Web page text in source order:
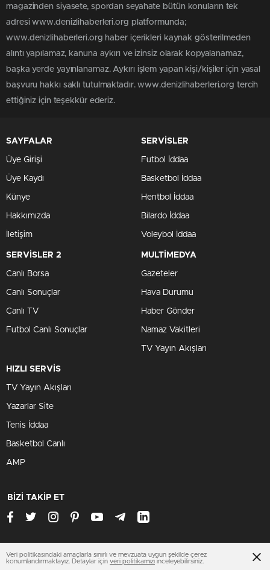
magazinden siyasete, spordan seyahate bütün konuların tek
adresi www.denizlihaberleri.org platformunda;
www.denizlihaberleri.org haber içerikleri kaynak gösterilmeden
alıntı yapılamaz, kanuna aykırı ve izinsiz olarak kopyalanamaz,
başka yerde yayınlanamaz. Aykırı işlem yapan kişi/kişiler için yasal
başvuru hakkı saklı tutulmaktadır. www.denizlihaberleri.org tercih
ettiğiniz için teşekkür ederiz.
SAYFALAR
Üye Girişi
Üye Kaydı
Künye
Hakkımızda
İletişim
SERVİSLER
Futbol İddaa
Basketbol İddaa
Hentbol İddaa
Bilardo İddaa
Voleybol İddaa
SERVİSLER 2
Canlı Borsa
Canlı Sonuçlar
Canlı TV
Futbol Canlı Sonuçlar
MULTİMEDYA
Gazeteler
Hava Durumu
Haber Gönder
Namaz Vakitleri
TV Yayın Akışları
HIZLI SERVİS
TV Yayın Akışları
Yazarlar Site
Tenis İddaa
Basketbol Canlı
AMP
BİZİ TAKİP ET
www.denizlihaberleri.org
Veri politikasındaki amaçlarla sınırlı ve mevzuata uygun şekilde çerez
konumlandırmaktayız. Detaylar için veri politikamızı inceleyebilirsiniz.